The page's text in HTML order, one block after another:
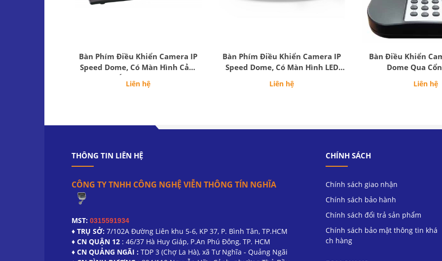
Bàn Phím Điều Khiển Camera IP
Speed Dome, Có Màn Hình Cảm
Ứng LCD 7"
Liên hệ
Bàn Phím Điều Khiển Camera IP
Speed Dome, Có Màn Hình LED
Liên hệ
Bàn Điều Khiển
Dome Qua
Liên hệ
THÔNG TIN LIÊN HỆ
CÔNG TY TNHH CÔNG NGHỆ VIỄN THÔNG TÍN NGHĨA
MST: 0315591934
♦ TRỤ SỞ: 7/102A Đường Liên khu 5-6, KP 37, P. Bình Tân, TP.HCM
♦ CN QUẬN 12 : 46/37 Hà Huy Giáp, P.An Phú Đông, TP. HCM
♦ CN QUẢNG NGÃI :TDP 3 (Chợ La Hà), xã Tư Nghĩa - Quảng Ngãi
CHÍNH SÁCH
Chính sách giao nhận
Chính sách bảo hành
Chính sách đổi trả sản phẩm
Chính sách bảo mật thông tin khá
ch hàng